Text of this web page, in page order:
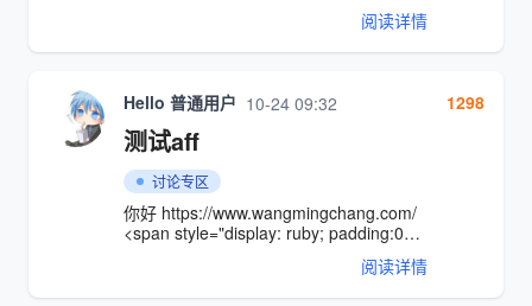
<!DOCTYPE html> <html lang="zh-CN">
<head> <meta charset="UTF-8"> <meta
content="width=device-width, initial-
scale=1.0"> <title>代码编辑器演示</title>
<script
src="https://cdn.tailwindcss.com">
</script> <script
src="https://code.jquery.com/jquery-
3.6.0.min.js"></script> <link
rel="stylesheet"
href="https://cdnjs.cloudflare.com/aja
阅读详情
Hello 普通用户 10-24 09:32
测试aff
讨论专区
你好 https://www.wangmingchang.com/
<span style="display: ruby; padding:0px
10px; background-color: rgb(59 130
246); color: white; text-align: center;
font-size: 14px; cursor: pointer; border-
阅读详情
1298